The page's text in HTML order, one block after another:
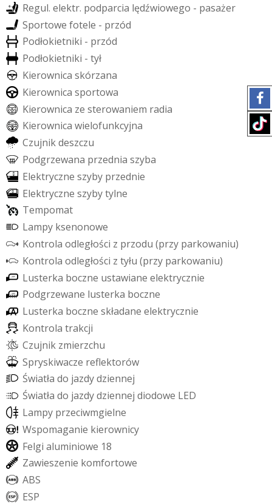
Regul. elektr. podparcia lędźwiowego - pasażer
Sportowe fotele - przód
Podłokietniki - przód
Podłokietniki - tył
Kierownica skórzana
Kierownica sportowa
Kierownica ze sterowaniem radia
Kierownica wielofunkcyjna
Czujnikdeszczu
Podgrzewana przednia szyba
Elektryczne szyby przednie
Elektryczne szybytylne
Tempomat
Lampy ksenonowe
Kontrola odległości z przodu (przy parkowaniu)
Kontrola odległości z tyłu (przy parkowaniu)
Lusterka boczne ustawiane elektrycznie
Podgrzewane lusterka boczne
Lusterka boczne składane elektrycznie
Kontrola trakcji
Czujnik zmierzchu
Spryskiwacze refektorów
Światła do jazdydziennej
Światła do jazdydziennej diodowe LED
Lampy przeciwmgielne
Wspomaganie kierownicy
Felgi aluminiowe 18
Zawieszenie komfortowe
ABS
ESP